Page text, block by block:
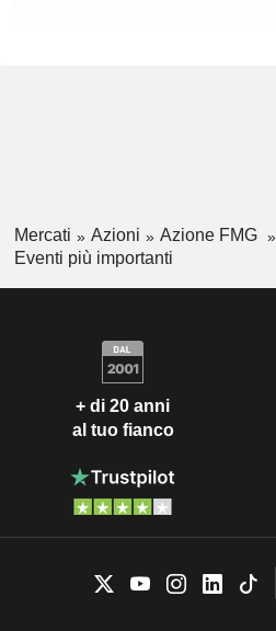
Mercati Azioni Azione FMG
Eventi più importanti
+ di 20 anni
al tuo fianco